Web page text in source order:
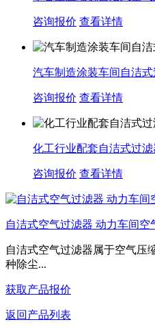
咨询报价 查看详情
汽车制造涂装车间自洁式
咨询报价 查看详情
化工行业配套自洁式过滤
咨询报价 查看详情
自洁式空气过滤器 动力车间空
自洁式空气过滤器属于空气压
种除尘...
获取产品报价
返回产品列表